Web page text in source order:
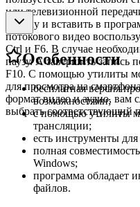
или телевизионной
ссылку и вставить в
потокового видео
Ctrl и F6. В случае
паузу. А завершить запись
F10. С помощью утилиты
для просмотра на
формат видео и аудио, вам
выбрать соответствующий
Особенности
бесплатная версия
возможностями;
с помощью утилиты
трансляции;
есть инструменты
полная
Windows;
программа обладает
файлов.